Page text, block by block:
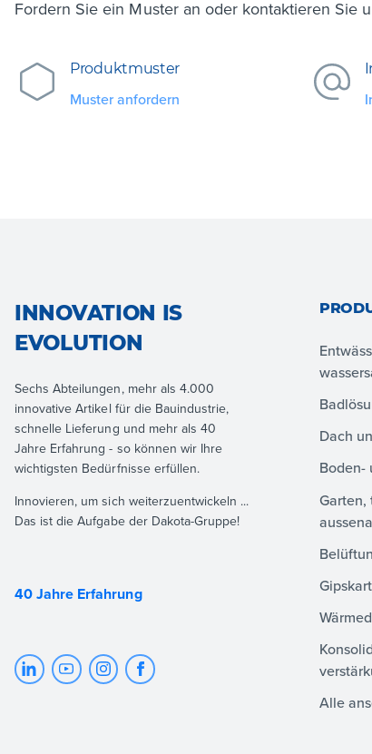
Fordern Sie ein Muster an oder kontaktieren Sie
Produktmuster
Muster anfordern
INNOVATION IS
EVOLUTION
Sechs Abteilungen, mehr als 4.000
innovative Artikel für die Bauindustrie,
schnelle Lieferung und mehr als 40
Jahre Erfahrung - so können wir Ihre
wichtigsten Bedürfnisse erfüllen.
Innovieren, um sich weiterzuentwickeln ...
Das ist die Aufgabe der Dakota-Gruppe!
40 Jahre Erfahrung
Dach
Boden-
Garten,
Alle